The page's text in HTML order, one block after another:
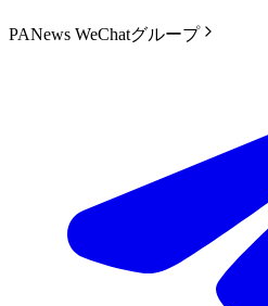
PANews WeChatグループ